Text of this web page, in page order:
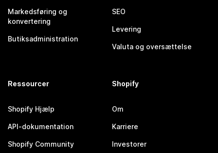
Markedsføring og
konvertering
Butiksadministration
SEO
Levering
Valuta og oversættelse
Ressourcer
Shopify Hjælp
API-dokumentation
Shopify Community
Shopify
Om
Karriere
Investorer